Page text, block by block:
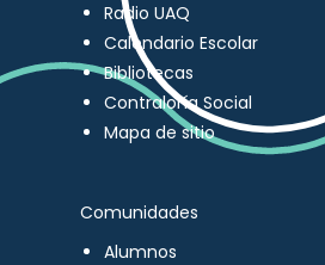
Radio UAQ
Calendario Escolar
Bibliotecas
Contraloría Social
Mapa de sitio
Comunidades
Alumnos